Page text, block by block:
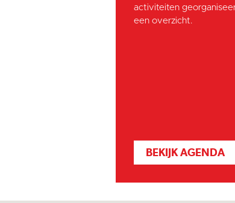
activiteiten
een overzicht.
BEKIJK AGENDA